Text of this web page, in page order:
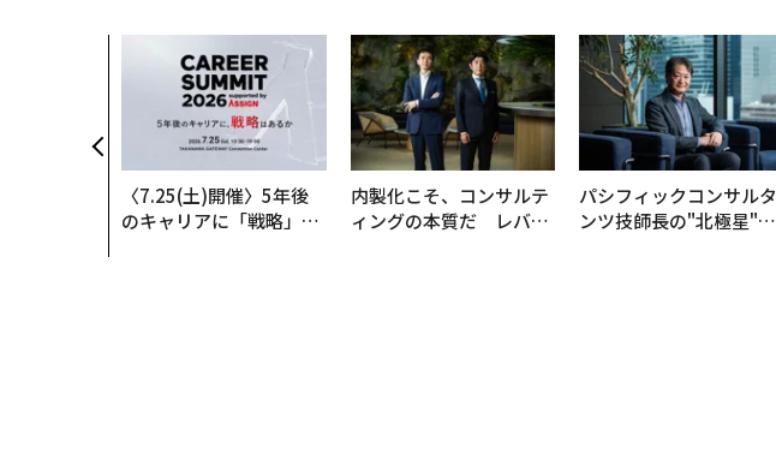
〈7.25(土)開催〉5年後
のキャリアに「戦略」は
内製化こそ、コンサルテ
ィングの本質だ レバレ
パシフィックコンサルタ
ンツ技師長の"北極星"。